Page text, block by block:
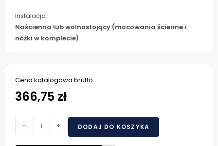
Instalacja:
Naścienna lub wolnostojący (mocowania ścienne i
nóżki w komplecie)
Cena katalogowa brutto
366,75 zł
- + DODAJ DO KOSZYKA